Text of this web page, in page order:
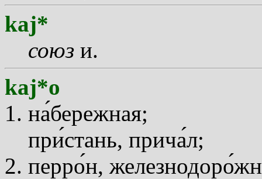
kaj*
союз и.
kaj*o
набережная;
пристань, причал;
перрон, железнодоро